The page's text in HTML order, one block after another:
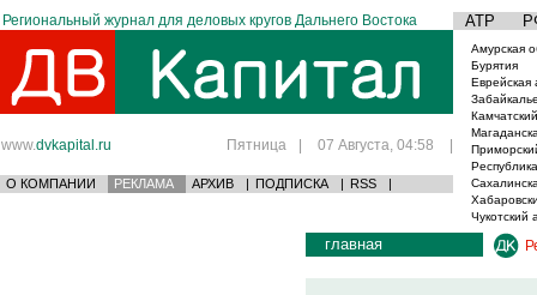
Региональный журнал для деловых кругов Дальнего Востока АТР
www.dvkapital.ru Пятница | 07 Августа, 04:58 |
О КОМПАНИИ РЕКЛАМА АРХИВ | ПОДПИСКА | RSS |
Амурская
Бурятия
Еврейская
Чукотский
главная